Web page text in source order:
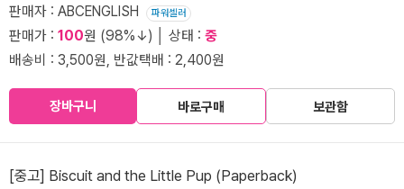
판매자 : ABCENGLISH 파워셀러
판매가 : 100원 (98%↓) │ 상태 : 중
배송비 : 3,500원, 반값택배 : 2,400원
장바구니 바로구매 보관함
[중고] Biscuit and the Little Pup (Paperback)